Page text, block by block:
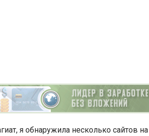
я обнаружила несколько